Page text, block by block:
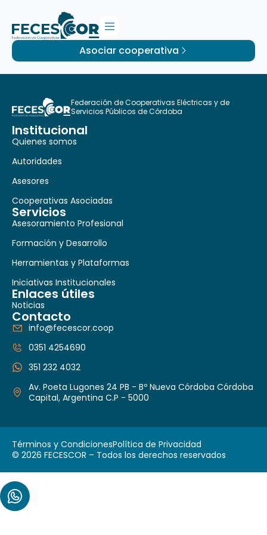
Asociar cooperativa
Federación de Cooperativas Eléctricas y de
Servicios Públicos de Córdoba
Institucional
Quienes somos
Autoridades
Asesores
Cooperativas Asociadas
Servicios
Asesoramiento Profesional
Formación y Desarrollo
Herramientas y Plataformas
Iniciativas Institucionales
Enlaces útiles
Noticias
Contacto
info@fecescor.coop
0351 4254690
351 232 4032
Av. Poeta Lugones 24 PB - Bº Nueva Córdoba Córdoba
Capital, Argentina C.P - 5000
© 2026 FECESCOR – Todos los derechos reservados
Términos y CondicionesPolítica de Privacidad